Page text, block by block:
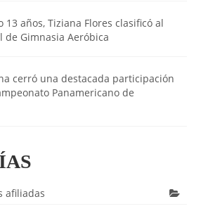
13 años, Tiziana Flores clasificó al
de Gimnasia Aeróbica
cerró una destacada participación
Panamericano de
afiliadas